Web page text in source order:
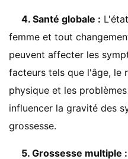
4. Santé globale :
femme et tout
peuvent affecter les
facteurs tels que l'âge, le
physique et les
influencer la gravité des
grossesse.
5. Grossesse multiple :